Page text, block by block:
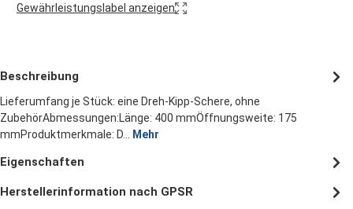
Gewährleistungslabel anzeigen
Beschreibung
Lieferumfang je Stück: eine Dreh-Kipp-Schere, ohne
ZubehörAbmessungen:Länge: 400 mmÖffnungsweite: 175
mmProduktmerkmale: D…
Mehr
Eigenschaften
Herstellerinformation nach GPSR